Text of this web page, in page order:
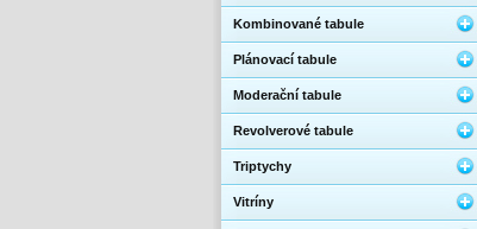
Kombinované tabule
Plánovací tabule
Moderační tabule
Revolverové tabule
Triptychy
Vitríny